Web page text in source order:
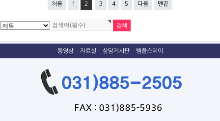
처음 1 2 3 4 5 다음 맨끝
동영상 자료실 상담게시판 템플스테이